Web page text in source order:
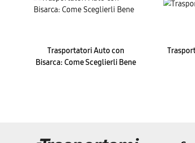
Trasportatori Auto con
Bisarca: Come Sceglierli Bene